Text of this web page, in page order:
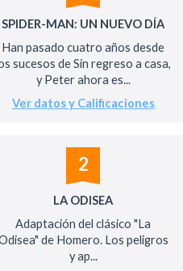
SPIDER-MAN: UN NUEVO DÍA
Han pasado cuatro años desde
sucesos de Sin regreso a casa,
y Peter ahora es...
Ver datos y Calificaciones
2
LA ODISEA
Adaptación del clásico "La
de Homero. Los peligros
y ap...